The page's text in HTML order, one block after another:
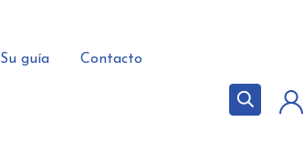
Su guía Contacto